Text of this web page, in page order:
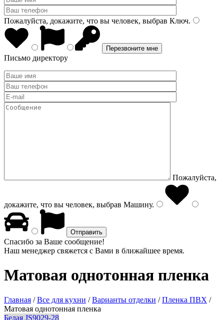
Пожалуйста, докажите, что вы человек, выбрав Ключ.
Письмо директору
Пожалуйста,
докажите, что вы человек, выбрав Машину.
Спасибо за Ваше сообщение!
Наш менеджер свяжется с Вами в ближайшее время.
Матовая однотонная пленка
Главная /Все для кухни /Варианты отделки /Пленка ПВХ /
Матовая однотонная пленка
Белая JS9029-28